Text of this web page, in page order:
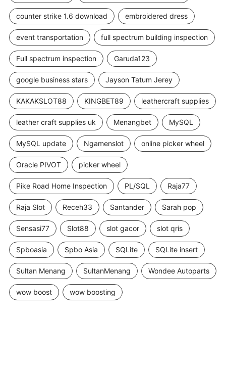
counter strike 1.6 download embroidered dress
event transportation full spectrum building inspection
Full spectrum inspection Garuda123
google business stars Jayson Tatum Jerey
KAKAKSLOT88 KINGBET89 leathercraft supplies
leather craft supplies uk Menangbet MySQL
MySQL update Ngamenslot online picker wheel
Oracle PIVOT picker wheel
Pike Road Home Inspection PL/SQL Raja77
Raja Slot Receh33 Santander Sarah pop
Sensasi77 Slot88 slot gacor slot qris
Spboasia Spbo Asia SQLite SQLite insert
Sultan Menang SultanMenang Wondee Autoparts
wow boost wow boosting